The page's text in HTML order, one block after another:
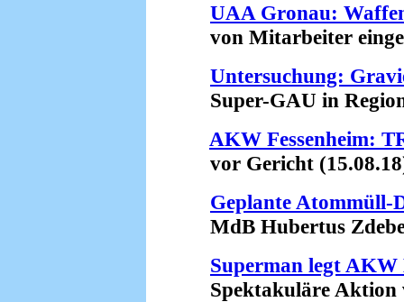
UAA Gronau:
von Mitarbeiter
Untersuchung:
Super-GAU in
AKW Fessenheim:
vor Gericht
Geplante Atommüll-
MdB Hubertus
Superman legt AKW
Spektakuläre Aktion